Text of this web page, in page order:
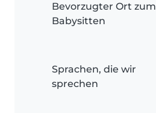
Bevorzugter Ort zum
Babysitten
Sprachen, die wir
sprechen